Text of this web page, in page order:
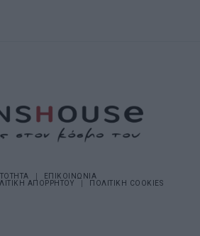
ΕΠΙΚΟΙΝΩΝΙΑ
ΑΠΟΡΡΗΤΟΥ ΠΟΛΙΤΙΚΗ COOKIES